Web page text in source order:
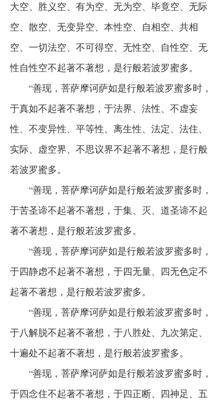
大空、胜义空、有为空、无为空、毕竟空、无际
空、散空、无变异空、本性空、自相空、共相
空、一切法空、不可得空、无性空、自性空、无
性自性空不起著不著想，是行般若波罗蜜多。
“善现，菩萨摩诃萨如是行般若波罗蜜多时，
于真如不起著不著想，于法界、法性、不虚妄
性、不变异性、平等性、离生性、法定、法住、
实际、虚空界、不思议界不起著不著想，是行般
若波罗蜜多。
“善现，菩萨摩诃萨如是行般若波罗蜜多时，
于苦圣谛不起著不著想，于集、灭、道圣谛不起
著不著想，是行般若波罗蜜多。
“善现，菩萨摩诃萨如是行般若波罗蜜多时，
于四静虑不起著不著想，于四无量、四无色定不
起著不著想，是行般若波罗蜜多。
“善现，菩萨摩诃萨如是行般若波罗蜜多时，
于八解脱不起著不著想，于八胜处、九次第定、
十遍处不起著不著想，是行般若波罗蜜多。
“善现，菩萨摩诃萨如是行般若波罗蜜多时，
于四念住不起著不著想，于四正断、四神足、五